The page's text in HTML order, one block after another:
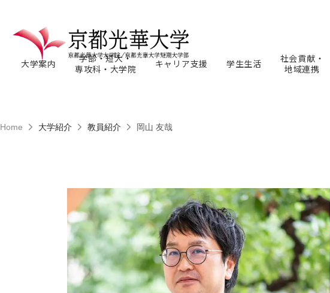
大学案内
学部・短大・
専攻科・大学院
キャリア支援 学生生活
社会貢献・
地域連携
Home 大学紹介 教員紹介 岡山 友哉